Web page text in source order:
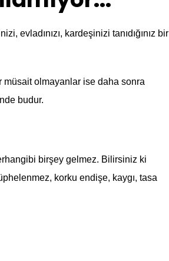
evladınızı, kardeşinizi tanıdığınız bir
müsait olmayanlar ise daha sonra
budur.
birşey gelmez. Bilirsiniz ki
korku endişe, kaygı, tasa